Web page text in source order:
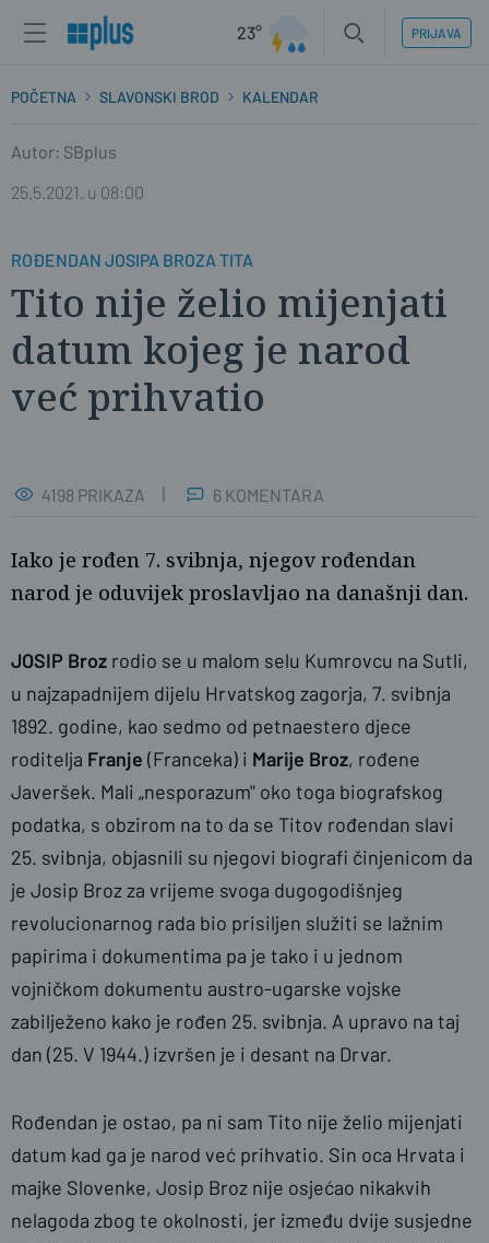
23° PRIJAVA
POČETNA SLAVONSKI BROD KALENDAR
Autor: SBplus
25.5.2021. u 08:00
ROĐENDAN JOSIPA BROZA TITA
Tito nije želio mijenjati
datum kojeg je narod
već prihvatio
naslovnica SBplus
4198 PRIKAZA 6 KOMENTARA
Iako je rođen 7. svibnja, njegov rođendan
narod je oduvijek proslavljao na današnji dan.
JOSIP Broz rodio se u malom selu Kumrovcu na Sutli,
u najzapadnijem dijelu Hrvatskog zagorja, 7. svibnja
1892. godine, kao sedmo od petnaestero djece
roditelja Franje (Franceka) i Marije Broz, rođene
Javeršek. Mali „nesporazum" oko toga biografskog
podatka, s obzirom na to da se Titov rođendan slavi
25. svibnja, objasnili su njegovi biografi činjenicom da
je Josip Broz za vrijeme svoga dugogodišnjeg
revolucionarnog rada bio prisiljen služiti se lažnim
papirima i dokumentima pa je tako i u jednom
vojničkom dokumentu austro-ugarske vojske
zabilježeno kako je rođen 25. svibnja. A upravo na taj
dan (25. V 1944.) izvršen je i desant na Drvar.
Rođendan je ostao, pa ni sam Tito nije želio mijenjati
datum kad ga je narod već prihvatio. Sin oca Hrvata i
majke Slovenke, Josip Broz nije osjećao nikakvih
nelagoda zbog te okolnosti, jer između dvije susjedne